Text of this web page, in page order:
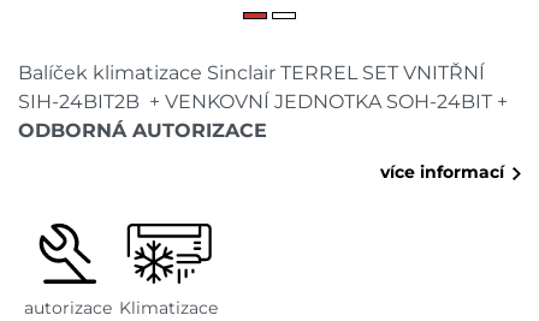
autorizace Klimatizace
Balíček klimatizace Sinclair TERREL SET VNITŘNÍ
SIH-24BIT2B + VENKOVNÍ JEDNOTKA SOH-24BIT +
ODBORNÁ AUTORIZACE
více informací